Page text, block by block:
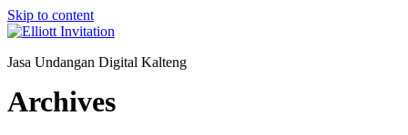
Skip to content
Jasa Undangan Digital Kalteng
Archives